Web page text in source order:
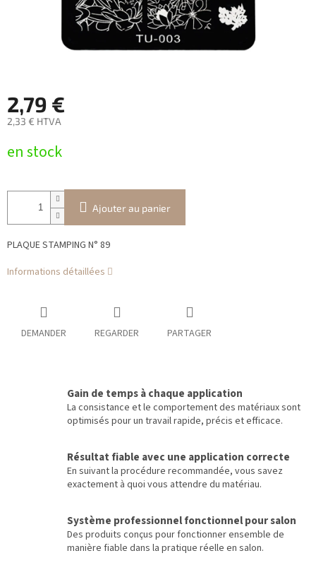
2,79 €
2,33 € HTVA
de
en stock
Ajouter au panier
PLAQUE STAMPING N° 89
Informations détaillées
DEMANDER REGARDER PARTAGER
Gain de temps à chaque application
La consistance et le comportement des matériaux sont
optimisés pour un travail rapide, précis et efficace.
Résultat fiable avec une application correcte
En suivant la procédure recommandée, vous savez
exactement à quoi vous attendre du matériau.
Système professionnel fonctionnel pour salon
Des produits conçus pour fonctionner ensemble de
manière fiable dans la pratique réelle en salon.